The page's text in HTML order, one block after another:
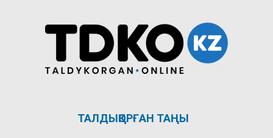
ТАЛДЫҚОРҒАН ТАҢЫ